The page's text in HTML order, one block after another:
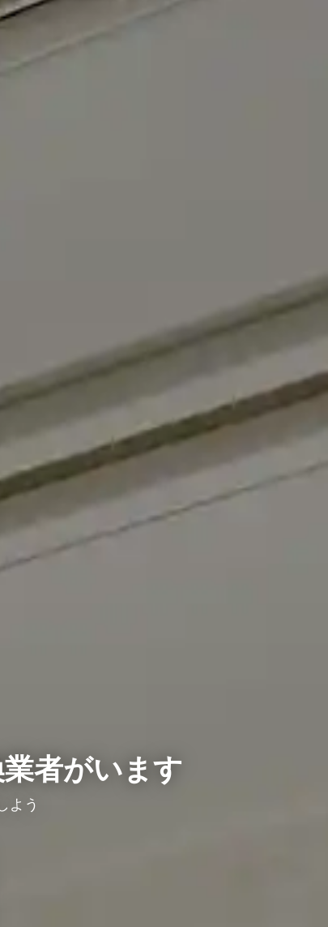
者がいます
よう